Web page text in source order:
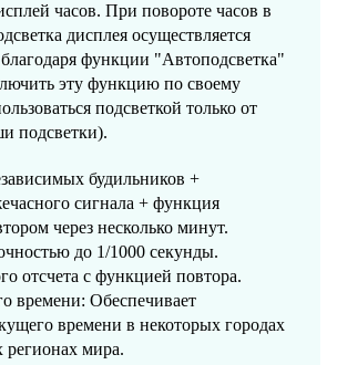
часов. При повороте часов в
дисплея осуществляется
функции "Автоподсветка"
эту функцию по своему
подсветкой только от
подсветки).
будильников +
сигнала + функция
через несколько минут.
до 1/1000 секунды.
отсчета с функцией повтора.
времени: Обеспечивает
времени в некоторых городах
регионах мира.